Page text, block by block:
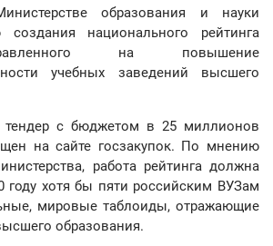
образования и науки
национального рейтинга
на повышение
учебных заведений высшего
тендер с бюджетом в 25 миллионов
на сайте госзакупок. По мнению
работа рейтинга должна
году хотя бы пяти российским ВУЗам
мировые таблоиды, отражающие
образования.